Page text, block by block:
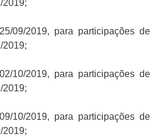
2019;
09/2019, para participações de
2019;
10/2019, para participações de
2019;
10/2019, para participações de
2019;